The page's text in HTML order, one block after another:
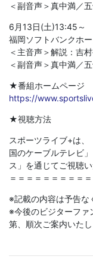
＜副音声＞真中満／
6月13日(土)13:45～
福岡ソフトバンクホ
＜主音声＞解説：吉
＜副音声＞真中満／
★番組ホームページ
https://
★視聴方法
スポーツライブ+は
国のケーブルテレビ
ス」を通じてご視聴い
＝＝＝＝＝＝＝＝＝
※記載の内容は予告な
※今後のビジターファ
第、順次ご案内いたし